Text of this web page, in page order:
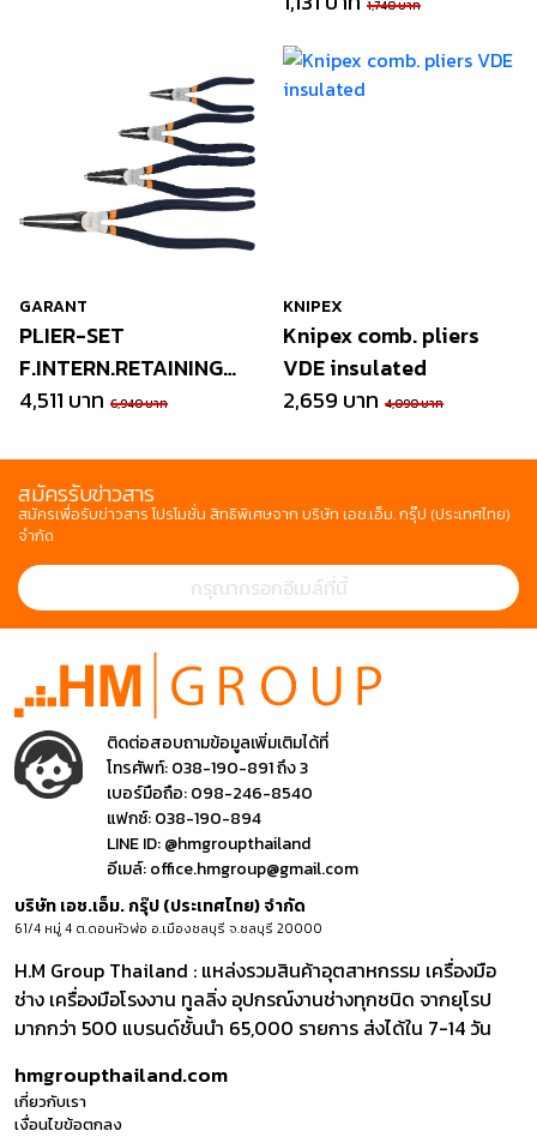
1,740 บาท
GARANT
PLIER-SET
F.INTERN.RETAINING
RING
4,511 บาท 6,940 บาท
KNIPEX
Knipex comb. pliers
VDE insulated
2,659 บาท 4,090 บาท
สมัครรับข่าวสาร
สมัครเพื่อรับข่าวสาร โปรโมชั่น สิทธิพิเศษจาก บริษัท เอช.เอ็ม. กรุ๊ป (ประเทศไทย)
จำกัด
ติดต่อสอบถามข้อมูลเพิ่มเติมได้ที่
โทรศัพท์:038-190-891 ถึง 3
เบอร์มือถือ:098-246-8540
แฟกซ์:038-190-894
LINE ID:@hmgroupthailand
อีเมล์:office.hmgroup@gmail.com
บริษัท เอช.เอ็ม. กรุ๊ป (ประเทศไทย) จำกัด
61/4 หมู่ 4 ต.ดอนหัวฬ่อ อ.เมืองชลบุรี จ.ชลบุรี 20000
H.M Group Thailand : แหล่งรวมสินค้าอุตสาหกรรม เครื่องมือ
ช่าง เครื่องมือโรงงาน ทูลลิ่ง อุปกรณ์งานช่างทุกชนิด จากยุโรป
มากกว่า 500 แบรนด์ชั้นนำ 65,000 รายการ ส่งได้ใน 7-14 วัน
hmgroupthailand.com
เกี่ยวกับเรา
เงื่อนไขข้อตกลง